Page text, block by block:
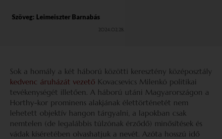
Szöveg: Leimeiszter Barnabás
2024.02.28.
Sok a homály a két háború közötti keresztény középosztály
kedvenc áruházát vezető Kovacsevics Milenkó politikai
tevékenységét illetően. A háború utáni Magyarországon a
Horthy-kor prominens alakjának élettörténetét nem
lehetett objektív hangon tárgyalni, a lapokban csak
nemtelen (de legalábbis túlzónak érződő) minősítések és
vádak kíséretében olvashatjuk a nevét. Azóta hosszú idő